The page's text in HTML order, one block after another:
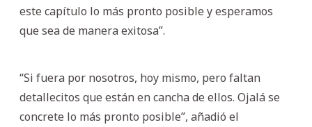
este capítulo lo más pronto posible y esperamos
que sea de manera exitosa”.
“Si fuera por nosotros, hoy mismo, pero faltan
detallecitos que están en cancha de ellos. Ojalá se
concrete lo más pronto posible”, añadió el